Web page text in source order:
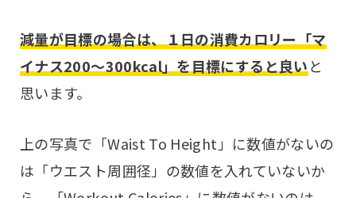
減量が目標の場合は、１日の消費カロリー「マ
イナス200〜300kcal」を目標にすると良いと
思います。
上の写真で「Waist To Height」に数値がないの
は「ウエスト周囲径」の数値を入れていないか